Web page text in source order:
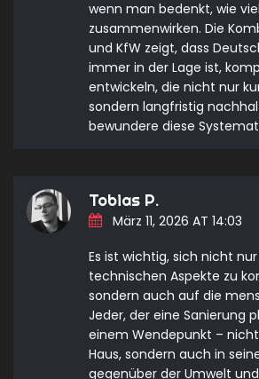
wenn man bedenkt, wie
zusammenwirken. Die
und KfW zeigt, dass
immer in der Lage ist,
entwickeln, die nicht nur
sondern langfristig
bewundere diese
Tobias P.
März 11, 2026 AT 14:03
Es ist wichtig, sich nicht
technischen Aspekte zu
sondern auch auf die
Jeder, der eine Sanierung
einem Wendepunkt –
Haus, sondern auch in
gegenüber der Umwelt